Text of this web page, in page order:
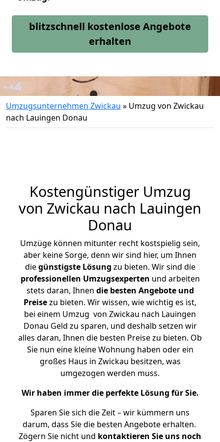
blitzschnell kostenlose Angebote
erhalten
Umzugsunternehmen Zwickau » Umzug von Zwickau
nach Lauingen Donau
Kostengünstiger Umzug
von Zwickau nach Lauingen
Donau
Umzüge können mitunter recht kostspielig sein,
aber keine Sorge, denn wir sind hier, um Ihnen
diegünstigste Lösung zu bieten. Wir sind die
professionellen Umzugsexperten und arbeiten
stets daran, Ihnen die besten Angebote und
Preisezu bieten. Wir wissen, wie wichtig es ist,
bei einem Umzug von Zwickau nach Lauingen
Donau Geld zu sparen, und deshalb setzen wir
alles daran, Ihnen die besten Preise zu bieten. Ob
Sie nun eine kleine Wohnung haben oder ein
großes Haus in Zwickau besitzen, was
umgezogen werden muss.
Wir haben immer die perfekte Lösung für Sie.
Sparen Sie sich die Zeit – wir kümmern uns
darum, dass Sie die besten Angebote erhalten.
Zögern Sie nicht und kontaktieren Sie uns noch